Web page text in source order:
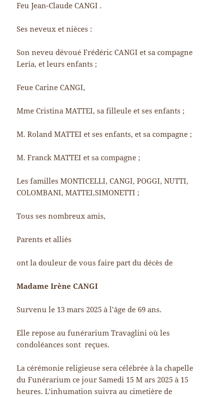
Feu Jean-Claude CANGI .
Ses neveux et nièces :
Son neveu dévoué Frédéric CANGI et sa compagne
Leria, et leurs enfants ;
Feue Carine CANGI,
Mme Cristina MATTEI, sa filleule et ses enfants ;
M. Roland MATTEI et ses enfants, et sa compagne ;
M. Franck MATTEI et sa compagne ;
Les familles MONTICELLI, CANGI, POGGI, NUTTI,
COLOMBANI, MATTEI,SIMONETTI ;
Tous ses nombreux amis,
Parents et alliés
ont la douleur de vous faire part du décès de
Madame Irène CANGI
Survenu le 13 mars 2025 à l’âge de 69 ans.
Elle repose au funérarium Travaglini où les
condoléances sont reçues.
La cérémonie religieuse sera célébrée à la chapelle
du Funérarium ce jour Samedi 15 M ars 2025 à 15
heures. L’inhumation suivra au cimetière de